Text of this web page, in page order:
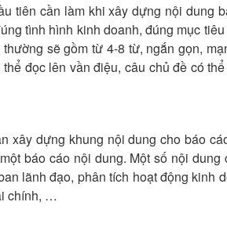
tiên cần làm khi xây dựng nội dung
tình hình kinh doanh, đúng mục
sẽ gồm từ 4-8 từ, ngắn gọn,
đọc lên vần điệu, câu chủ đề có
xây dựng khung nội dung cho báo
báo cáo nội dung. Một số nội
lãnh đạo, phân tích hoạt động kinh
chính, …